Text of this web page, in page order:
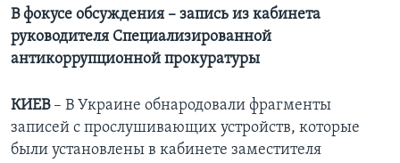
Языки
В фокусе обсуждения – запись из кабинета
руководителя Специализированной
антикоррупционной прокуратуры
КИЕВ – В Украине обнародовали фрагменты
записей с прослушивающих устройств, которые
были установлены в кабинете заместителя